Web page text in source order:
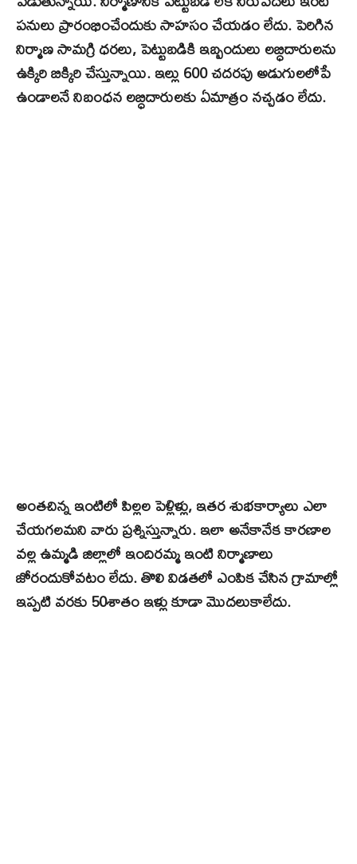
పనులు ప్రారంభించేందుకు సాహసం చేయడం లేదు. పెరిగిన
నిర్మాణ సామగ్రి ధరలు, పెట్టుబడికి ఇబ్బందులు లబ్ధిదారులను
ఉక్కిరి బిక్కిరి చేస్తున్నాయి. ఇల్లు 600 చదరపు అడుగులలోపే
ఉండాలనే నిబంధన లబ్ధిదారులకు ఏమాత్రం నచ్చడం లేదు.
అంతచిన్న ఇంటిలో పిల్లల పెళ్లిళ్లు, ఇతర శుభకార్యాలు ఎలా
చేయగలమని వారు ప్రశ్నిస్తున్నారు. ఇలా అనేకానేక కారణాల
వల్ల ఉమ్మడి జిల్లాలో ఇందిరమ్మ ఇంటి నిర్మాణాలు
జోరందుకోవటం లేదు. తొలి విడతలో ఎంపిక చేసిన గ్రామాల్లో
ఇప్పటి వరకు 50శాతం ఇళ్లు కూడా మొదలుకాలేదు.